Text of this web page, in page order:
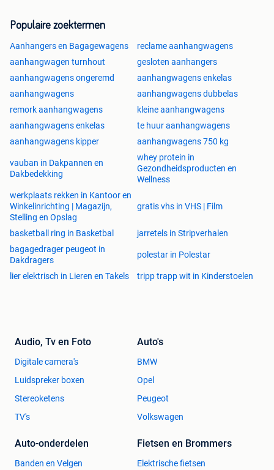
Populaire zoektermen
Aanhangers en Bagagewagens
reclame aanhangwagens
aanhangwagen turnhout
gesloten aanhangers
aanhangwagens ongeremd
aanhangwagens enkelas
aanhangwagens
aanhangwagens dubbelas
remork aanhangwagens
kleine aanhangwagens
aanhangwagens enkelas
te huur aanhangwagens
aanhangwagens kipper
aanhangwagens 750 kg
vauban in Dakpannen en
Dakbedekking
whey protein in
Gezondheidsproducten en
Wellness
werkplaats rekken in Kantoor en
Winkelinrichting | Magazijn,
Stelling en Opslag
gratis vhs in VHS | Film
basketball ring in Basketbal
jarretels in Stripverhalen
bagagedrager peugeot in
Dakdragers
polestar in Polestar
lier elektrisch in Lieren en Takels tripp trapp wit in Kinderstoelen
Audio, Tv en Foto
Digitale camera's
Luidspreker boxen
Stereoketens
TV's
Auto's
BMW
Opel
Peugeot
Volkswagen
Auto-onderdelen
Banden en Velgen
Fietsen en Brommers
Elektrische fietsen